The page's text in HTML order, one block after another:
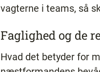
vagterne i teams, så
Faglighed og de
Hvad det betyder for